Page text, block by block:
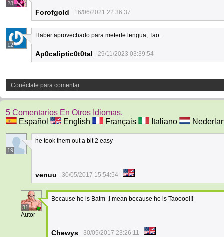
28
Forofgold 16/06/2021 22:36:37
12
Haber aprovechado para meterle lengua, Tao.
Ap0caliptic0t0tal 29/11/2023 03:39:54
Conéctate para comentar
5 Comentarios En Otros Idiomas.
Español
English Français Italiano
19
he took them out a bit 2 easy
venuu 30/05/2017 15:54:54
31
Autor
Because he is Batm-,I mean because he is Taoooo!!!
Chewys 30/05/2017 23:26:11